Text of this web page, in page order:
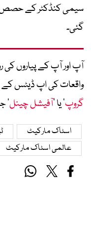
سیمی کنڈکٹر کے حصص
گئی۔
آپ اور آپ کے پیاروں کی
واقعات کی اپ ڈیٹس کے
گروپ‘ یا ’آفیشل چینل‘
اسٹاک مارکیٹ
عالمی اسٹاک مارکیٹ